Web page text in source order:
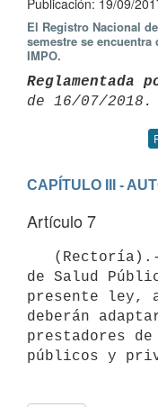
Publicación: 19/09/
El Registro Nacional
semestre se
IMPO.
Reglamentada
CAPÍTULO III -
Artículo 7
de Salud
presente ley,
deberán
prestadores